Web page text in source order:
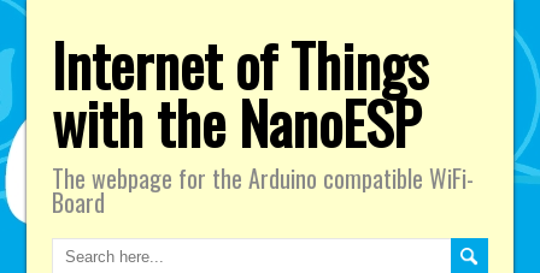
Internet of Things
with the NanoESP
The webpage for the Arduino compatible WiFi-
Board